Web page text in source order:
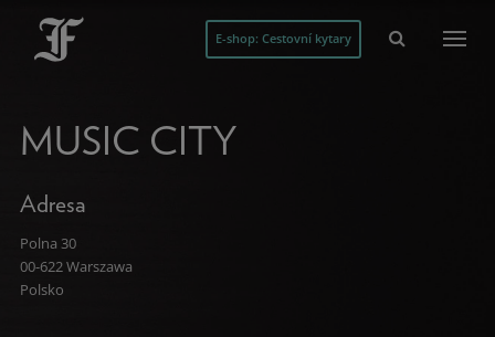
E-shop: Cestovní kytary
MUSIC CITY
Adresa
Polna 30
00-622 Warszawa
Polsko